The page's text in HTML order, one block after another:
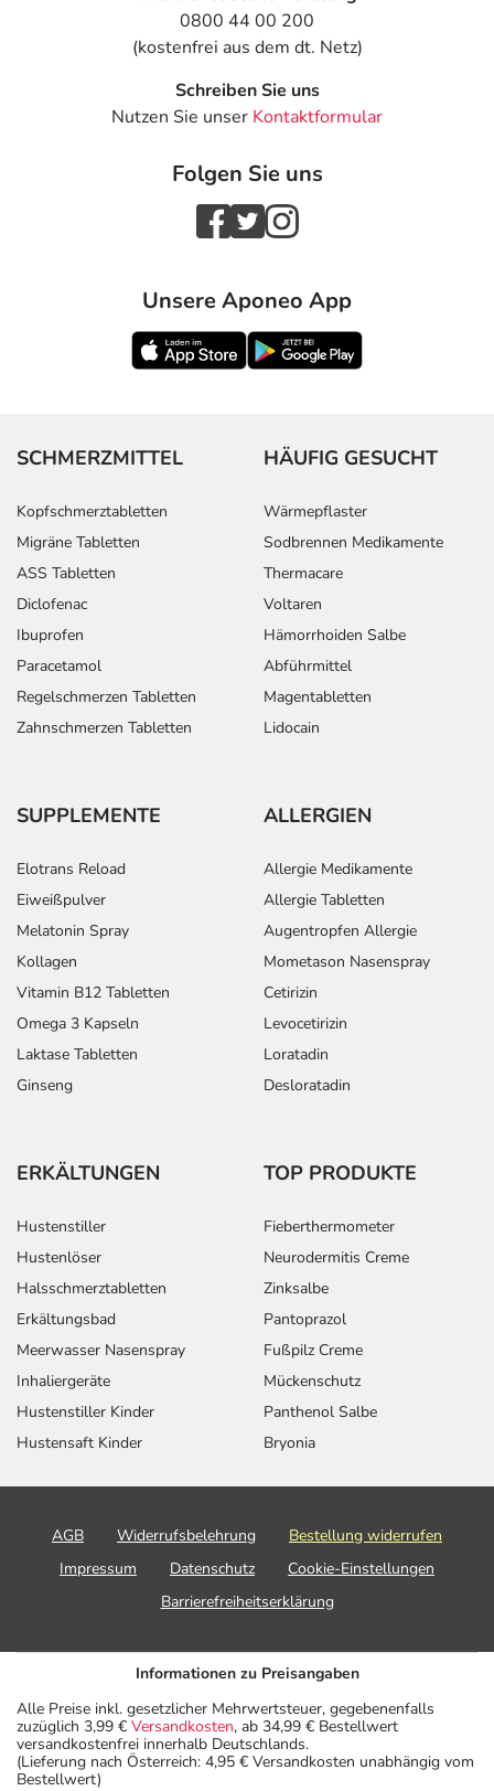
0800 44 00 200
(kostenfrei aus dem dt. Netz)
Schreiben Sie uns
Nutzen Sie unser Kontaktformular
Folgen Sie uns
Unsere Aponeo App
SCHMERZMITTEL
Kopfschmerztabletten
Migräne Tabletten
ASS Tabletten
Diclofenac
Ibuprofen
Paracetamol
Regelschmerzen Tabletten
Zahnschmerzen Tabletten
HÄUFIG GESUCHT
Wärmepflaster
Sodbrennen Medikamente
Thermacare
Voltaren
Hämorrhoiden Salbe
Abführmittel
Magentabletten
Lidocain
SUPPLEMENTE
Elotrans Reload
Eiweißpulver
Melatonin Spray
Kollagen
Vitamin B12 Tabletten
Omega 3 Kapseln
Laktase Tabletten
Ginseng
ALLERGIEN
Allergie Medikamente
Allergie Tabletten
Augentropfen Allergie
Mometason Nasenspray
Cetirizin
Levocetirizin
Loratadin
Desloratadin
ERKÄLTUNGEN
Hustenstiller
Hustenlöser
Halsschmerztabletten
Erkältungsbad
Meerwasser Nasenspray
Inhaliergeräte
Hustenstiller Kinder
Hustensaft Kinder
TOP PRODUKTE
Fieberthermometer
Neurodermitis Creme
Zinksalbe
Pantoprazol
Fußpilz Creme
Mückenschutz
Panthenol Salbe
Bryonia
AGB Widerrufsbelehrung
Bestellung widerrufen
Impressum
Datenschutz
Cookie-Einstellungen
Barrierefreiheitserklärung
Informationen zu Preisangaben
Alle Preise inkl. gesetzlicher Mehrwertsteuer, gegebenenfalls
zuzüglich 3,99 € Versandkosten, ab 34,99 € Bestellwert
versandkostenfrei innerhalb Deutschlands.
(Lieferung nach Österreich: 4,95 € Versandkosten unabhängig vom
Bestellwert)